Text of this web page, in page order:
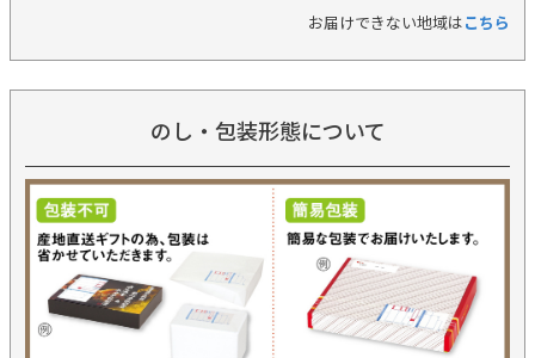
お届けできない地域はこちら
のし・包装形態について